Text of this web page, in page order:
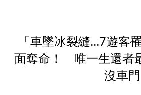
「車墜冰裂縫...7遊客
面奪命！ 唯一生還者
沒車門